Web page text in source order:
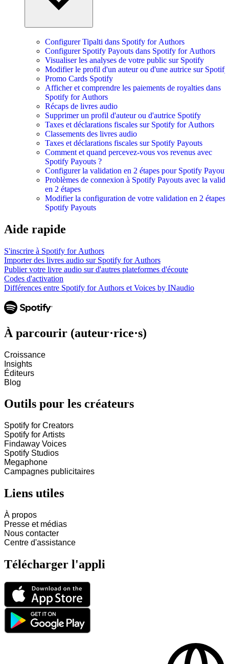
Configurer Tipalti dans Spotify for Authors
Configurer Spotify Payouts dans Spotify for Authors
Visualiser les analyses de votre public sur Spotify
Modifier le profil d'un auteur ou d'une autrice sur Spotify
Promo Cards Spotify
Afficher et comprendre les paiements de royalties dans
Spotify for Authors
Récaps de livres audio
Supprimer un profil d'auteur ou d'autrice Spotify
Taxes et déclarations fiscales sur Spotify for Authors
Classements des livres audio
Taxes et déclarations fiscales sur Spotify Payouts
Comment et quand percevez-vous vos revenus avec
Spotify Payouts ?
Configurer la validation en 2 étapes pour Spotify Payouts
Problèmes de connexion à Spotify Payouts avec la
en 2 étapes
Modifier la configuration de votre validation en 2 étapes
Spotify Payouts
Aide rapide
S'inscrire à Spotify for Authors
Importer des livres audio sur Spotify for Authors
Publier votre livre audio sur d'autres plateformes d'écoute
Codes d'activation
Différences entre Spotify for Authors et Voices by INaudio
À parcourir (auteur·rice·s)
Croissance
Insights
Éditeurs
Blog
Outils pour les créateurs
Spotify for Creators
Spotify for Artists
Findaway Voices
Spotify Studios
Megaphone
Campagnes publicitaires
Liens utiles
À propos
Presse et médias
Nous contacter
Centre d'assistance
Télécharger l'appli